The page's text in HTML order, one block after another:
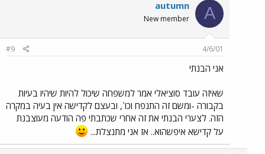
A
autumn
New member
4/6/01
#9
אני הבנתי
שאיזה עובד סוציאלי אמר למשפחה שיכול להיות שיהיו בעיות
בקבורה -ומשם זה התנפח וכו`, ובעצם לקדישה אין בעיה במקרה
הזה. לצערי הבנתי את זה אחרי שכתבתי פה הודעה מעוצבנת
על קדישא איפשהוא.. אז אני מתנצלת...